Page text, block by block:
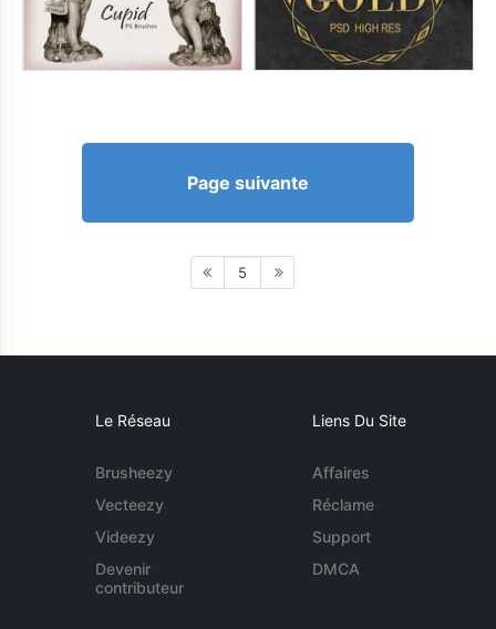
Page suivante
5
Le Réseau
Brusheezy
Vecteezy
Videezy
Devenir
contributeur
Liens Du Site
Affaires
Réclame
Support
DMCA